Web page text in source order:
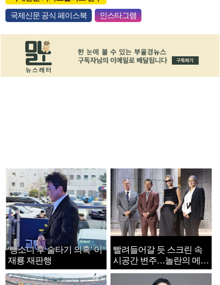
국제신문 공식 페이스북 인스타그램
‘뺑소니 후 술타기 의혹’ 이
재룡 재판행
빨려들어갈 듯 스크린 속
시공간 변주…놀란의 메시
지는 ‘전쟁 속죄’